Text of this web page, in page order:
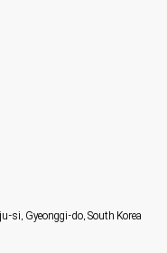
si, Gyeonggi-do, South Korea